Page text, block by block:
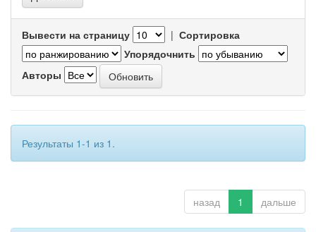
Вывести на страницу | Сортировка
Упорядочнить
Авторы
Результаты 1-1 из 1.
назад 1 дальше